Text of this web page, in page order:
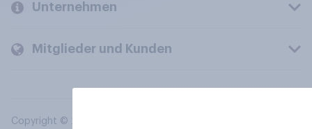
Unternehmen
Mitglieder und Kunden
Copyright © 2026 YouGov PLC. Alle Rechte vorbehalten.